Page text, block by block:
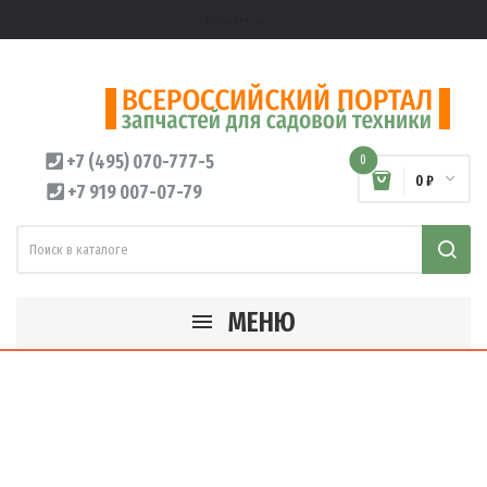
+7 (495) 070-777-5
+7 919 007-07-79
0
0 ₽
МЕНЮ